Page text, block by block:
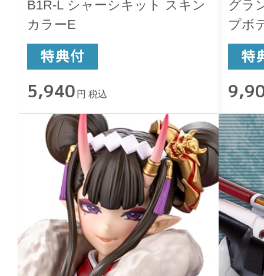
B1R-L シャーシキット スキン
カラーE
5,940 円 税込
グラ
プボ
ット